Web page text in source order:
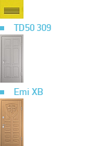
TD50 309
Emi XB